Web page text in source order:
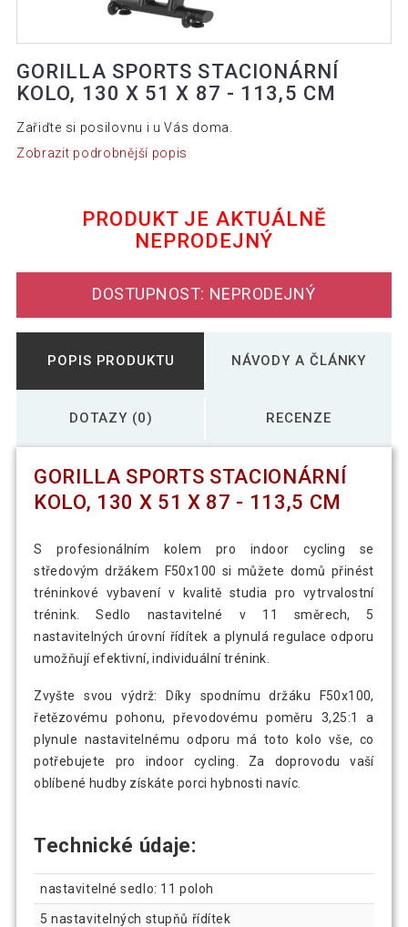
GORILLA SPORTS STACIONÁRNÍ
KOLO, 130 X 51 X 87 - 113,5 CM
Zařiďte si posilovnu i u Vás doma.
Zobrazit podrobnější popis
PRODUKT JE AKTUÁLNĚ
NEPRODEJNÝ
DOSTUPNOST: NEPRODEJNÝ
POPIS PRODUKTU NÁVODY A ČLÁNKY
DOTAZY (0) RECENZE
GORILLA SPORTS STACIONÁRNÍ
KOLO, 130 X 51 X 87 - 113,5 CM
S profesionálním kolem pro indoor cycling se
středovým držákem F50x100 si můžete domů přinést
tréninkové vybavení v kvalitě studia pro vytrvalostní
trénink. Sedlo nastavitelné v 11 směrech, 5
nastavitelných úrovní řídítek a plynulá regulace odporu
umožňují efektivní, individuální trénink.
Zvyšte svou výdrž: Díky spodnímu držáku F50x100,
řetězovému pohonu, převodovému poměru 3,25:1 a
plynule nastavitelnému odporu má toto kolo vše, co
potřebujete pro indoor cycling. Za doprovodu vaší
oblíbené hudby získáte porci hybnosti navíc.
Technické údaje:
nastavitelné sedlo: 11 poloh
5 nastavitelných stupňů řídítek